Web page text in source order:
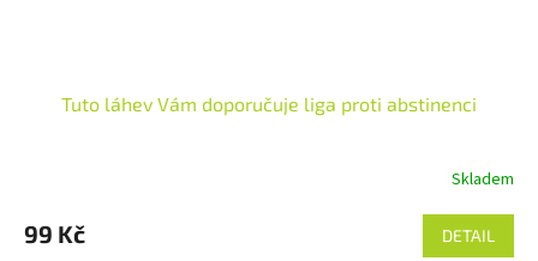
Tuto láhev Vám doporučuje liga proti abstinenci
Skladem
99 Kč DETAIL